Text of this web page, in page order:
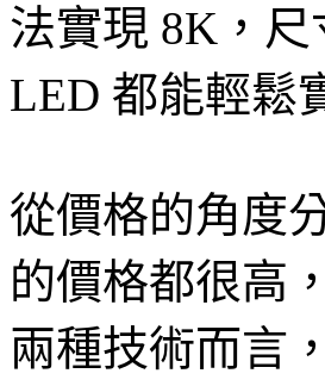
法實現 8K，
LED 都能輕鬆
從價格的角度
的價格都很高
兩種技術而言